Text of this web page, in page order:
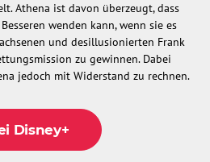
Athena ist davon überzeugt, dass
wenden kann, wenn sie es
und desillusionierten Frank
zu gewinnen. Dabei
jedoch mit Widerstand zu rechnen.
Disney+